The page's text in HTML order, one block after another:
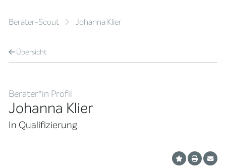
Berater-Scout Johanna Klier
Übersicht
Berater*in Profil
Johanna Klier
In Qualifizierung